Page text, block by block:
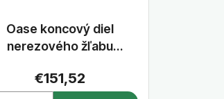
Oase koncový diel
nerezového žľabu
watercourse start/end
€151,52